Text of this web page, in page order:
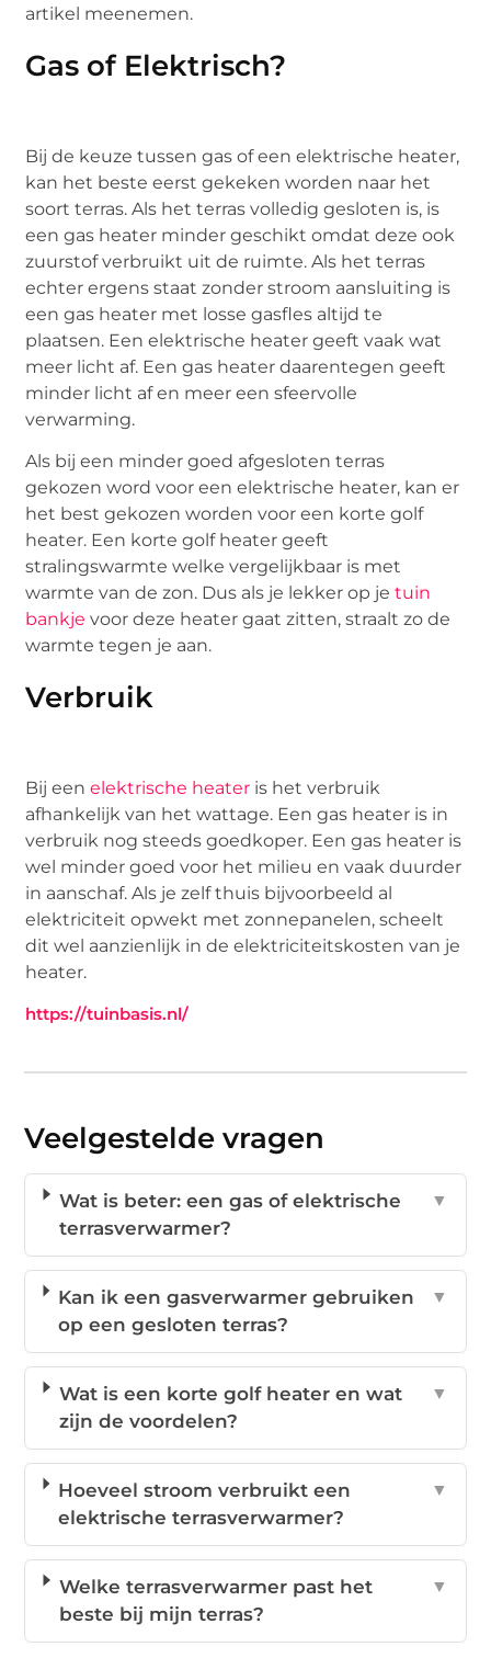
artikel meenemen.
Gas of Elektrisch?
Bij de keuze tussen gas of een elektrische heater,
kan het beste eerst gekeken worden naar het
soort terras. Als het terras volledig gesloten is, is
een gas heater minder geschikt omdat deze ook
zuurstof verbruikt uit de ruimte. Als het terras
echter ergens staat zonder stroom aansluiting is
een gas heater met losse gasfles altijd te
plaatsen. Een elektrische heater geeft vaak wat
meer licht af. Een gas heater daarentegen geeft
minder licht af en meer een sfeervolle
verwarming.
Als bij een minder goed afgesloten terras
gekozen word voor een elektrische heater, kan er
het best gekozen worden voor een korte golf
heater. Een korte golf heater geeft
stralingswarmte welke vergelijkbaar is met
warmte van de zon. Dus als je lekker op jetuin
bankje voor deze heater gaat zitten, straalt zo de
warmte tegen je aan.
Verbruik
Bij eenelektrische heater is het verbruik
afhankelijk van het wattage. Een gas heater is in
verbruik nog steeds goedkoper. Een gas heater is
wel minder goed voor het milieu en vaak duurder
in aanschaf. Als je zelf thuis bijvoorbeeld al
elektriciteit opwekt met zonnepanelen, scheelt
dit wel aanzienlijk in de elektriciteitskosten van je
heater.
https://tuinbasis.nl/
Veelgestelde vragen
Wat is beter: een gas of elektrische
terrasverwarmer?
▼
Kan ik een gasverwarmer gebruiken
op een gesloten terras?
▼
Wat is een korte golf heater en wat
zijn de voordelen?
▼
Hoeveel stroom verbruikt een
elektrische terrasverwarmer?
▼
Welke terrasverwarmer past het
beste bij mijn terras?
▼